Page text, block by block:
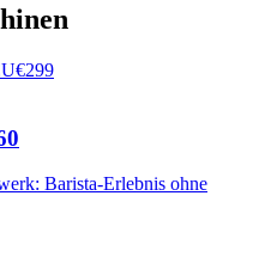
€299
Barista-Erlebnis ohne